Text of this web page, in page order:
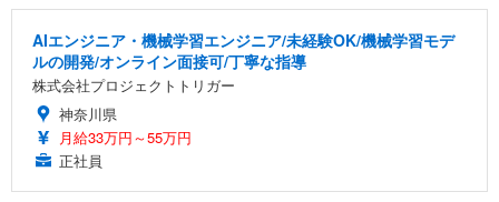
AIエンジニア・機械学習エンジニア/未経験OK/機械学習モデ
ルの開発/オンライン面接可/丁寧な指導
株式会社プロジェクトトリガー
神奈川県
月給33万円～55万円
正社員